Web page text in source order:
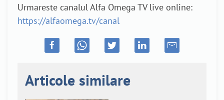
Urmareste canalul Alfa Omega TV live online:
https://alfaomega.tv/canal
Articole similare